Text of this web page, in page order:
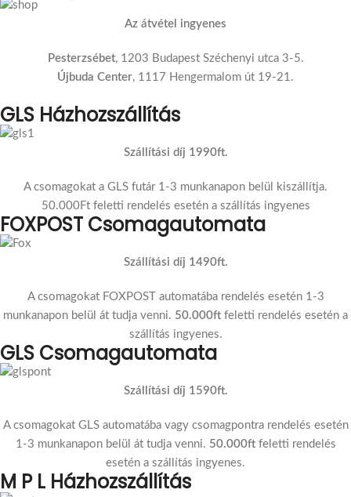
Az átvétel ingyenes
Pesterzsébet, 1203 Budapest Széchenyi utca 3-5.
Újbuda Center, 1117 Hengermalom út 19-21.
GLS Házhozszállítás
Szállítási díj 1990ft.
A csomagokat a GLS futár 1-3 munkanapon belül kiszállítja.
50.000Ft feletti rendelés esetén a szállítás ingyenes
FOXPOST Csomagautomata
Szállítási díj 1490ft.
A csomagokat FOXPOST automatába rendelés esetén 1-3
munkanapon belül át tudja venni. 50.000ft feletti rendelés esetén a
szállítás ingyenes.
GLS Csomagautomata
Szállítási díj 1590ft.
A csomagokat GLS automatába vagy csomagpontra rendelés esetén
1-3 munkanapon belül át tudja venni. 50.000ftfeletti rendelés
esetén a szállítás ingyenes.
M P L Házhozszállítás